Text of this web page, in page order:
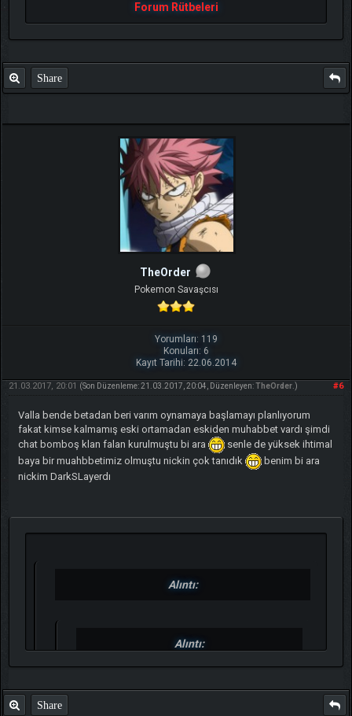
Forum Rütbeleri
Share
TheOrder
Pokemon Savaşcısı
Yorumları: 119
Konuları: 6
Kayıt Tarihi: 22.06.2014
#6
21.03.2017, 20:01 (Son Düzenleme: 21.03.2017, 20:04, Düzenleyen: TheOrder.)
Valla bende betadan beri varım oynamaya başlamayı planlıyorum
fakat kimse kalmamış eski ortamadan eskiden muhabbet vardı şimdi
chat bomboş klan falan kurulmuştu bi ara
senle de yüksek ihtimal
baya bir muahbbetimiz olmuştu nickin çok tanıdık
benim bi ara
nickim DarkSLayerdı
Alıntı:
Alıntı:
Share